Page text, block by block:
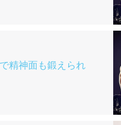
精神面も鍛えられ